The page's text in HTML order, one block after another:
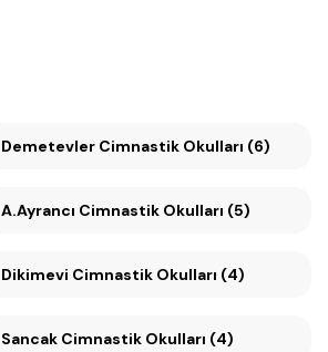
Demetevler Cimnastik Okulları (6)
A.Ayrancı Cimnastik Okulları (5)
Dikimevi Cimnastik Okulları (4)
Sancak Cimnastik Okulları (4)